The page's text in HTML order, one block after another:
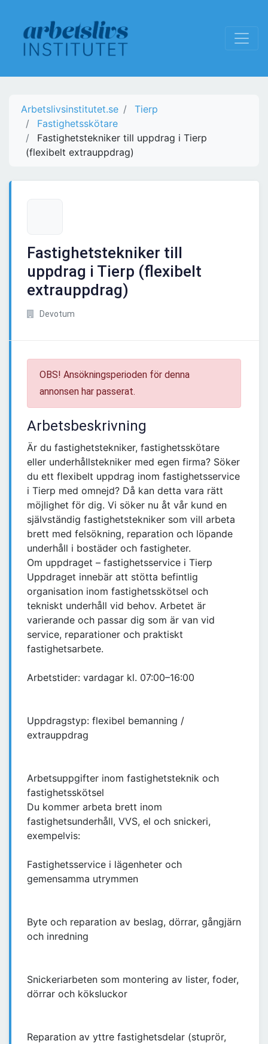
Arbetslivsinstitutet.se
Tierp
Fastighetsskötare
Fastighetstekniker till uppdrag i Tierp
(flexibelt extrauppdrag)
Fastighetstekniker till
uppdrag i Tierp (flexibelt
extrauppdrag)
Devotum
OBS! Ansökningsperioden för denna
annonsen har passerat.
Arbetsbeskrivning
Är du fastighetstekniker, fastighetsskötare
eller underhållstekniker med egen firma? Söker
du ett flexibelt uppdrag inom fastighetsservice
i Tierp med omnejd? Då kan detta vara rätt
möjlighet för dig. Vi söker nu åt vår kund en
självständig fastighetstekniker som vill arbeta
brett med felsökning, reparation och löpande
underhåll i bostäder och fastigheter.
Om uppdraget – fastighetsservice i Tierp
Uppdraget innebär att stötta befintlig
organisation inom fastighetsskötsel och
tekniskt underhåll vid behov. Arbetet är
varierande och passar dig som är van vid
service, reparationer och praktiskt
fastighetsarbete.
Arbetstider: vardagar kl. 07:00–16:00
Uppdragstyp: flexibel bemanning /
extrauppdrag
Arbetsuppgifter inom fastighetsteknik och
fastighetsskötsel
Du kommer arbeta brett inom
fastighetsunderhåll, VVS, el och snickeri,
exempelvis:
Fastighetsservice i lägenheter och
gemensamma utrymmen
Byte och reparation av beslag, dörrar, gångjärn
och inredning
Snickeriarbeten som montering av lister, foder,
dörrar och köksluckor
Reparation av yttre fastighetsdelar (stuprör,